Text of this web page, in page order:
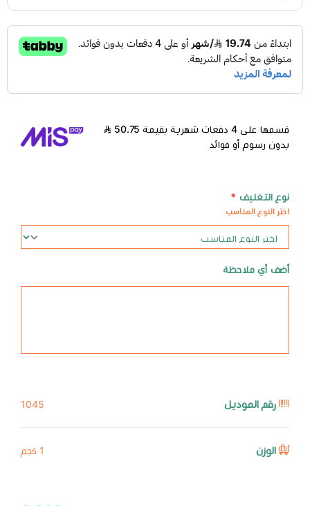
قسمها على 4 دفعات شهرية بقيمة 50.75
بدون رسوم أو فوائد
نوع التغليف *
اختر النوع المناسب
أضف أي ملاحظة
رقم الموديل 1045
الوزن 1 كجم